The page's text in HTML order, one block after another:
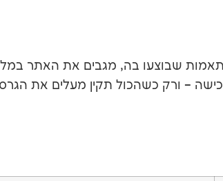
שבוצעו בה, מגבים את האתר
– ורק כשהכול תקין מעלים את